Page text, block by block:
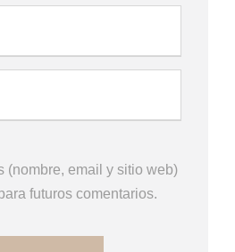
(nombre, email y sitio web)
futuros comentarios.